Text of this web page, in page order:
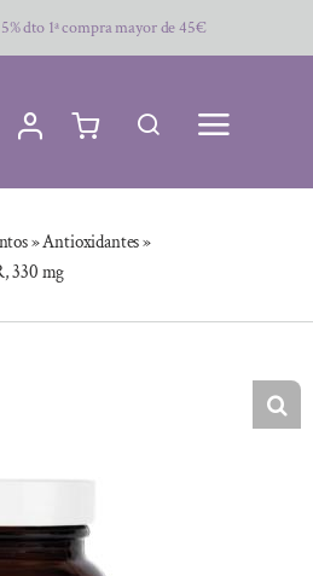
dto 1ª compra mayor de 45€
»Antioxidantes»
330 mg